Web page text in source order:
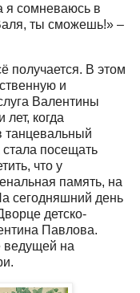
я сомневаюсь в
ты сможешь!» –
получается. В этом
и
Валентины
когда
танцевальный
посещать
что у
память, на
сегодняшний день
детско-
Павлова.
ведущей на